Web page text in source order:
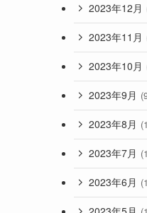
2023年12月
2023年11月
2023年10月
2023年9月
2023年8月
2023年7月
2023年6月